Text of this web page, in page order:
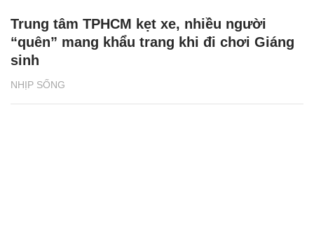
NHỊP SỐNG
Trung tâm TPHCM kẹt xe, nhiều người
“quên” mang khẩu trang khi đi chơi Giáng
sinh